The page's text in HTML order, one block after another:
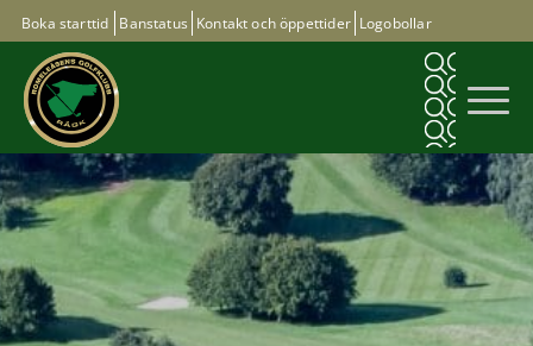
Boka starttid Banstatus Kontakt och öppettider Logobollar